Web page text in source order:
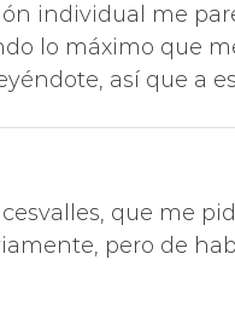
individual me
lo máximo que
así que a
que me
pero de